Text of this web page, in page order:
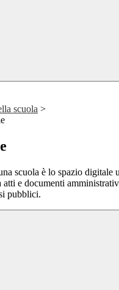
scuola >
scuola è lo spazio digitale
atti e documenti
pubblici.